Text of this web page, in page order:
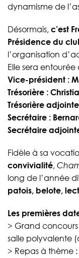
dynamisme de
Désormais, c’est
Présidence du
l’organisation
Elle sera entourée
Vice-président :
Trésorière :
Trésorière
Secrétaire :
Secrétaire
Fidèle à sa
convivialité,
long de l’année
patois, belote,
Les premières
> Grand
salle polyvalente
> Repas à thème